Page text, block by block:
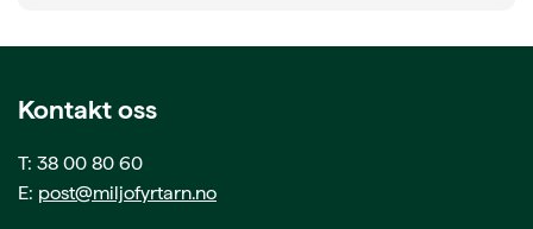
Kontakt oss
T: 38 00 80 60
E: post@miljofyrtarn.no